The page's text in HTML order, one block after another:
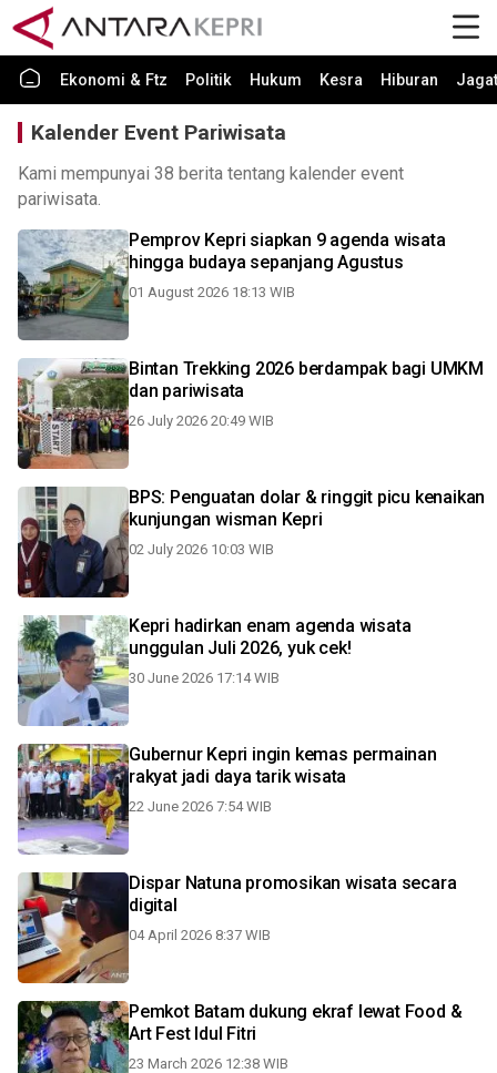
Ekonomi & Ftz Politik Hukum Kesra Hiburan Jagat
Kalender Event Pariwisata
Kami mempunyai 38 berita tentang kalender event
pariwisata.
Pemprov Kepri siapkan 9 agenda wisata
hingga budaya sepanjang Agustus
01 August 2026 18:13 WIB
Bintan Trekking 2026 berdampak bagi UMKM
dan pariwisata
26 July 2026 20:49 WIB
BPS: Penguatan dolar & ringgit picu kenaikan
kunjungan wisman Kepri
02 July 2026 10:03 WIB
Kepri hadirkan enam agenda wisata
unggulan Juli 2026, yuk cek!
30 June 2026 17:14 WIB
Gubernur Kepri ingin kemas permainan
rakyat jadi daya tarik wisata
22 June 2026 7:54 WIB
Dispar Natuna promosikan wisata secara
digital
04 April 2026 8:37 WIB
Pemkot Batam dukung ekraf lewat Food &
Art Fest Idul Fitri
23 March 2026 12:38 WIB